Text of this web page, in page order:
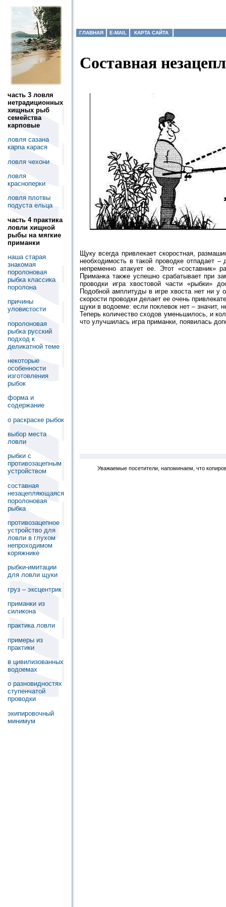
часть 3 ловля
нетрадиционных
хищных рыб
семейства
карповые
ловля сазана
карпа карася
ловля чехони
ловля
красноперки
ловля плотвы
подуста ельца
часть 4 практика
ловли хищной
рыбы на мягкие
приманки
наша старая
знакомая
поролоновая
рыбка классика
поролона
причины
уловистости
поролоновая
рыбка русский
подход к
деликатной теме
некоторые
особенности
изготовления
рыбок
форма и
содержание
о раскраске рыбок
выбор места
ловли
рыбки с
противозацепным
устройством
составная
незацепляющаяся
поролоновая
рыбка
противозацепное
устройство для
ловли в глухом
непроходимом
коряжнике
рыбки-имитации
для ловли щуки
груз – эксцентрик
приманки из
силикона
практика ловли
примеры из
практики
в цивилизованных
водоемах
о разновидностях
ступенчатой
проводки
экипировочный
минимум
ГЛАВНАЯ E-MAIL КАРТА САЙТА
Составная
Щуку всегда привлекает скоростная,
необходимость в такой проводке отпадает
непременно атакует ее. Этот «составник»
Приманка также успешно срабатывает при
проводки игра хвостовой части «рыбки»
Подобной амплитуды в игре хвоста нет ни у
скорости проводки делает ее очень
щуки в водоеме: если поклевок нет – значит,
Теперь количество сходов уменьшилось, и
что улучшилась игра приманки, появилась
Уважаемые посетители, напоминаем, что